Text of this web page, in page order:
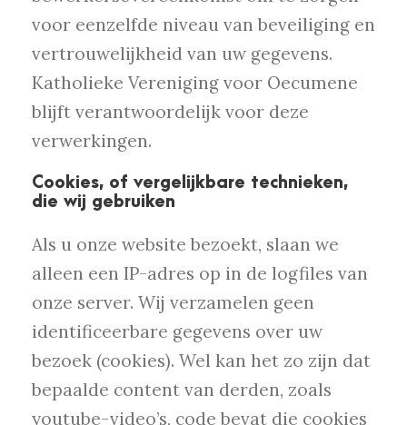
voor eenzelfde niveau van beveiliging en
vertrouwelijkheid van uw gegevens.
Katholieke Vereniging voor Oecumene
blijft verantwoordelijk voor deze
verwerkingen.
Cookies, of vergelijkbare technieken,
die wij gebruiken
Als u onze website bezoekt, slaan we
alleen een IP-adres op in de logfiles van
onze server. Wij verzamelen geen
identificeerbare gegevens over uw
bezoek (cookies). Wel kan het zo zijn dat
bepaalde content van derden, zoals
youtube-video’s, code bevat die cookies